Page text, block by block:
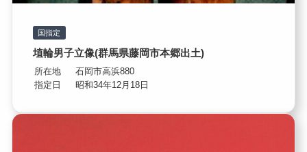
国指定
埴輪男子立像(群馬県藤岡市本郷出土)
所在地
石岡市高浜880
指定日
昭和34年12月18日